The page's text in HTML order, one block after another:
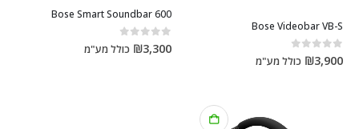
Bose Videobar VB-S
0
out of 5
₪3,900 כולל מע"מ
Bose Smart Soundbar 600
0
out of 5
₪3,300 כולל מע"מ